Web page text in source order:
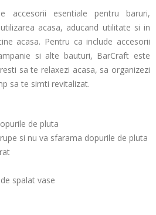
accesorii esentiale pentru baruri,
acasa, aducand utilitate si in
acasa. Pentru ca include accesorii
si alte bauturi, BarCraft este
sa te relaxezi acasa, sa organizezi
sa te simti revitalizat.
de pluta
si nu va sfarama dopurile de pluta
spalat vase